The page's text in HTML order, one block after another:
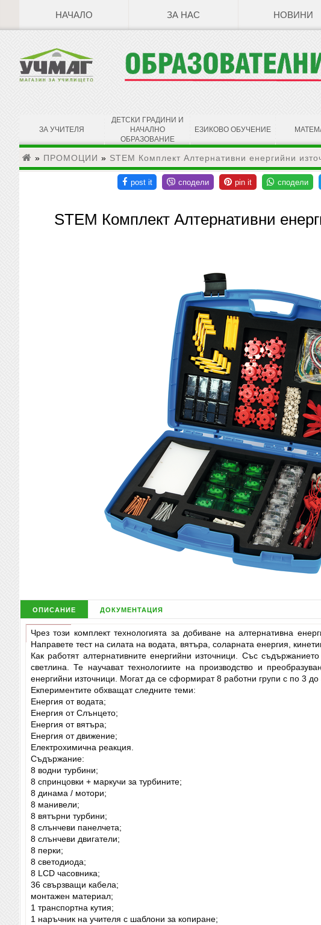
НАЧАЛО ЗА НАС НОВИНИ
ЗА УЧИТЕЛЯ
ДЕТСКИ ГРАДИНИ И
НАЧАЛНО
ОБРАЗОВАНИЕ
ЕЗИКОВО ОБУЧЕНИЕ
» ПРОМОЦИИ » STEM Комплект Алтернативни енергийни
STEM Комплект Алтернативни
описание документация
Чрез този комплект технологията за добиване на алтернативна
Направете тест на силата на водата, вятъра, соларната енергия,
Как работят алтернативните енергийни източници. Със
светлина. Те научават технологиите на производство и
енергийни източници. Могат да се сформират 8 работни групи с по 3
Екпериментите обхващат следните теми:
Енергия от водата;
Енергия от Слънцето;
Енергия от вятъра;
Енергия от движение;
Електрохимична реакция.
Съдържание:
8 водни турбини;
8 спринцовки + маркучи за турбините;
8 динама / мотори;
8 манивели;
8 вятърни турбини;
8 слънчеви панелчета;
8 слънчеви двигатели;
8 перки;
8 светодиода;
8 LCD часовника;
36 свързващи кабела;
монтажен материал;
1 транспортна кутия;
1 наръчник на учителя с шаблони за копиране;